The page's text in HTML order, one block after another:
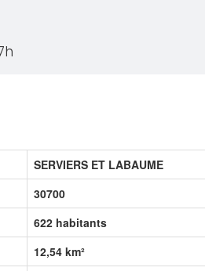
SERVIERS ET LABAUME
30700
622 habitants
12,54 km²